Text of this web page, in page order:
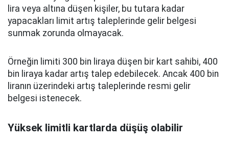
lira veya altına düşen kişiler, bu tutara kadar
yapacakları limit artış taleplerinde gelir belgesi
sunmak zorunda olmayacak.
Örneğin limiti 300 bin liraya düşen bir kart sahibi, 400
bin liraya kadar artış talep edebilecek. Ancak 400 bin
liranın üzerindeki artış taleplerinde resmi gelir
belgesi istenecek.
Yüksek limitli kartlarda düşüş olabilir